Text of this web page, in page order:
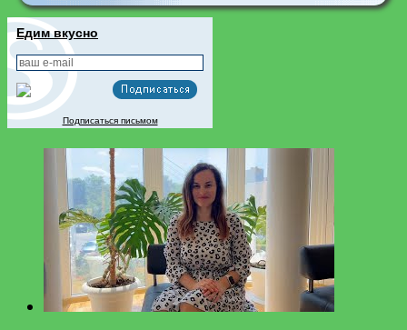
Едим вкусно
Подписаться письмом